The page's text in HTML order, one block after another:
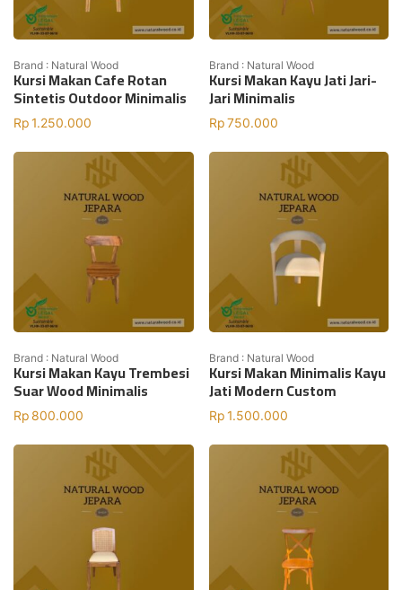
Brand : Natural Wood
Kursi Makan Cafe Rotan
Sintetis Outdoor Minimalis
Rp1.250.000
Brand : Natural Wood
Kursi Makan Kayu Jati Jari-
Jari Minimalis
Rp750.000
Brand : Natural Wood
Kursi Makan Kayu Trembesi
Suar Wood Minimalis
Rp 800.000
Brand : Natural Wood
Kursi Makan Minimalis Kayu
Jati Modern Custom
Rp1.500.000